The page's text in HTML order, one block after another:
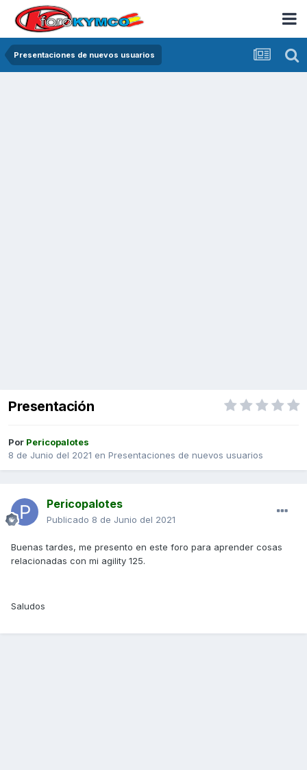
Presentaciones de nuevos usuarios
Presentación
Por Pericopalotes
8 de Junio del 2021 en Presentaciones de nuevos usuarios
Pericopalotes
Publicado 8 de Junio del 2021
Buenas tardes, me presento en este foro para aprender cosas
relacionadas con mi agility 125.
Saludos